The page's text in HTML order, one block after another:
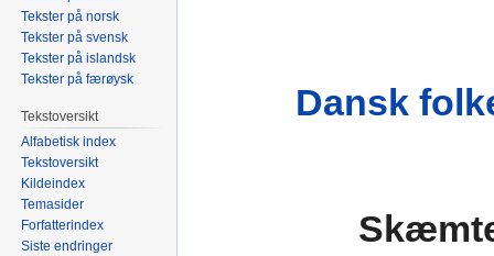
Dansk
Tekster på norsk
Tekster på svensk
Tekster på islandsk
Tekster på færøysk
Tekstoversikt
Alfabetisk index
Tekstoversikt
Kildeindex
Temasider
Forfatterindex
Siste endringer